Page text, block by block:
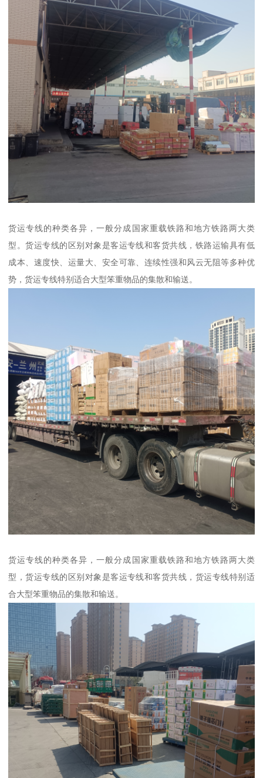
货运专线的种类各异，一般分成国家重载铁路和地方铁路两大类
型。货运专线的区别对象是客运专线和客货共线，铁路运输具有低
成本、速度快、运量大、安全可靠、连续性强和风云无阻等多种优
势，货运专线特别适合大型笨重物品的集散和输送。
货运专线的种类各异，一般分成国家重载铁路和地方铁路两大类
型，货运专线的区别对象是客运专线和客货共线，货运专线特别适
合大型笨重物品的集散和输送。